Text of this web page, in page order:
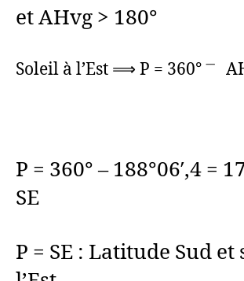
et AHvg > 180°
Soleil à l’Est ⟹ P = 360° ㆒
P = 360° – 188°06′,4 =
SE
P = SE : Latitude Sud et